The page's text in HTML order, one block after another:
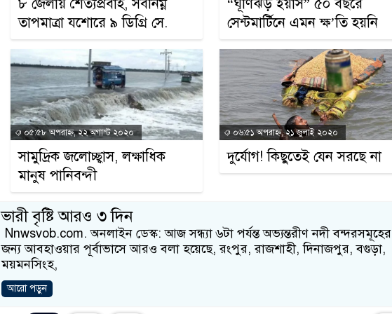
৮ জেলায় শৈত্যপ্রবাহ, সর্বনিম্ন
তাপমাত্রা যশোরে ৯ ডিগ্রি সে.
“ঘূর্ণিঝড় ইয়াস” ৫০ বছরে
সেন্টমার্টিনে এমন ক্ষ’তি হয়নি
০৫:৫৮ অপরাহ্ন, ২২ অগাস্ট ২০২০
সামুদ্রিক জলোচ্ছ্বাস, লক্ষাধিক
মানুষ পানিবন্দী
০৬:৫১ অপরাহ্ন, ২১ জুলাই ২০২০
দুর্যোগ! কিছুতেই যেন সরছে না
ভারী বৃষ্টি আরও ৩ দিন
Nnwsvob.com. অনলাইন ডেস্ক: আজ সন্ধ্যা ৬টা পর্যন্ত অভ্যন্তরীণ নদী বন্দরসমূহের
জন্য আবহাওয়ার পূর্বাভাসে আরও বলা হয়েছে, রংপুর, রাজশাহী, দিনাজপুর, বগুড়া,
ময়মনসিংহ,
আরো পড়ুন